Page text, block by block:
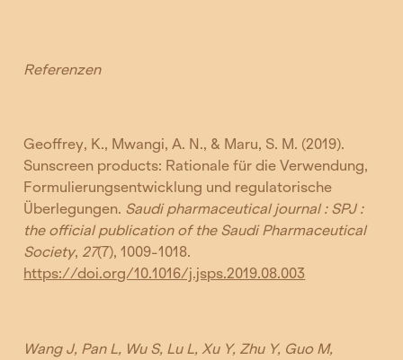
Referenzen
Geoffrey, K., Mwangi, A. N., & Maru, S. M. (2019).
Sunscreen products: Rationale für die Verwendung,
Formulierungsentwicklung und regulatorische
Überlegungen. Saudi pharmaceutical journal : SPJ :
the official publication of the Saudi Pharmaceutical
Society, 27(7), 1009-1018.
https://doi.org/10.1016/j.jsps.2019.08.003
Wang J, Pan L, Wu S, Lu L, Xu Y, Zhu Y, Guo M,